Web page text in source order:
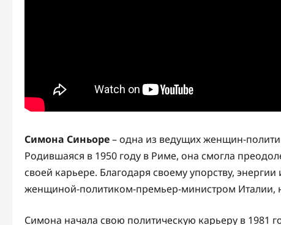
Симона Синьоре– одна из ведущих женщин-
Родившаяся в 1950 году в Риме, она смогла
своей карьере. Благодаря своему упорству,
женщиной-политиком-премьер-министром Италии,
Симона начала свою политическую карьеру в 1981